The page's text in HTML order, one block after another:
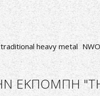
traditional heavy metal